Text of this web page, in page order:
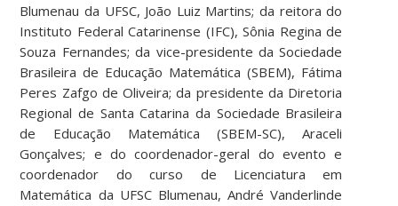
Blumenau da UFSC, João Luiz Martins; da reitora do
Instituto Federal Catarinense (IFC), Sônia Regina de
Souza Fernandes; da vice-presidente da Sociedade
Brasileira de Educação Matemática (SBEM), Fátima
Peres Zafgo de Oliveira; da presidente da Diretoria
Regional de Santa Catarina da Sociedade Brasileira
de Educação Matemática (SBEM-SC), Araceli
Gonçalves; e do coordenador-geral do evento e
coordenador do curso de Licenciatura em
Matemática da UFSC Blumenau, André Vanderlinde